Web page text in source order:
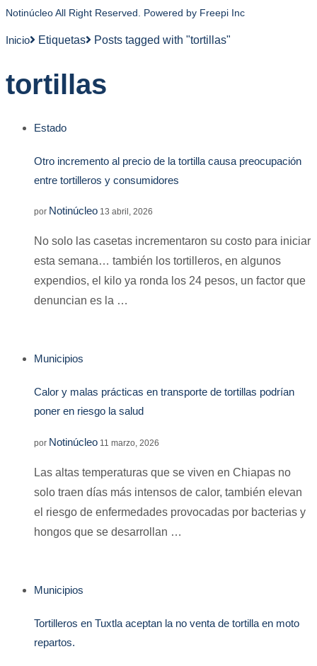
Notinúcleo All Right Reserved. Powered by Freepi Inc
Inicio Etiquetas Posts tagged with "tortillas"
tortillas
Estado
Otro incremento al precio de la tortilla causa preocupación
entre tortilleros y consumidores
por Notinúcleo 13 abril, 2026
No solo las casetas incrementaron su costo para iniciar
esta semana… también los tortilleros, en algunos
expendios, el kilo ya ronda los 24 pesos, un factor que
denuncian es la …
Municipios
Calor y malas prácticas en transporte de tortillas podrían
poner en riesgo la salud
por Notinúcleo 11 marzo, 2026
Las altas temperaturas que se viven en Chiapas no
solo traen días más intensos de calor, también elevan
el riesgo de enfermedades provocadas por bacterias y
hongos que se desarrollan …
Municipios
Tortilleros en Tuxtla aceptan la no venta de tortilla en moto
repartos.